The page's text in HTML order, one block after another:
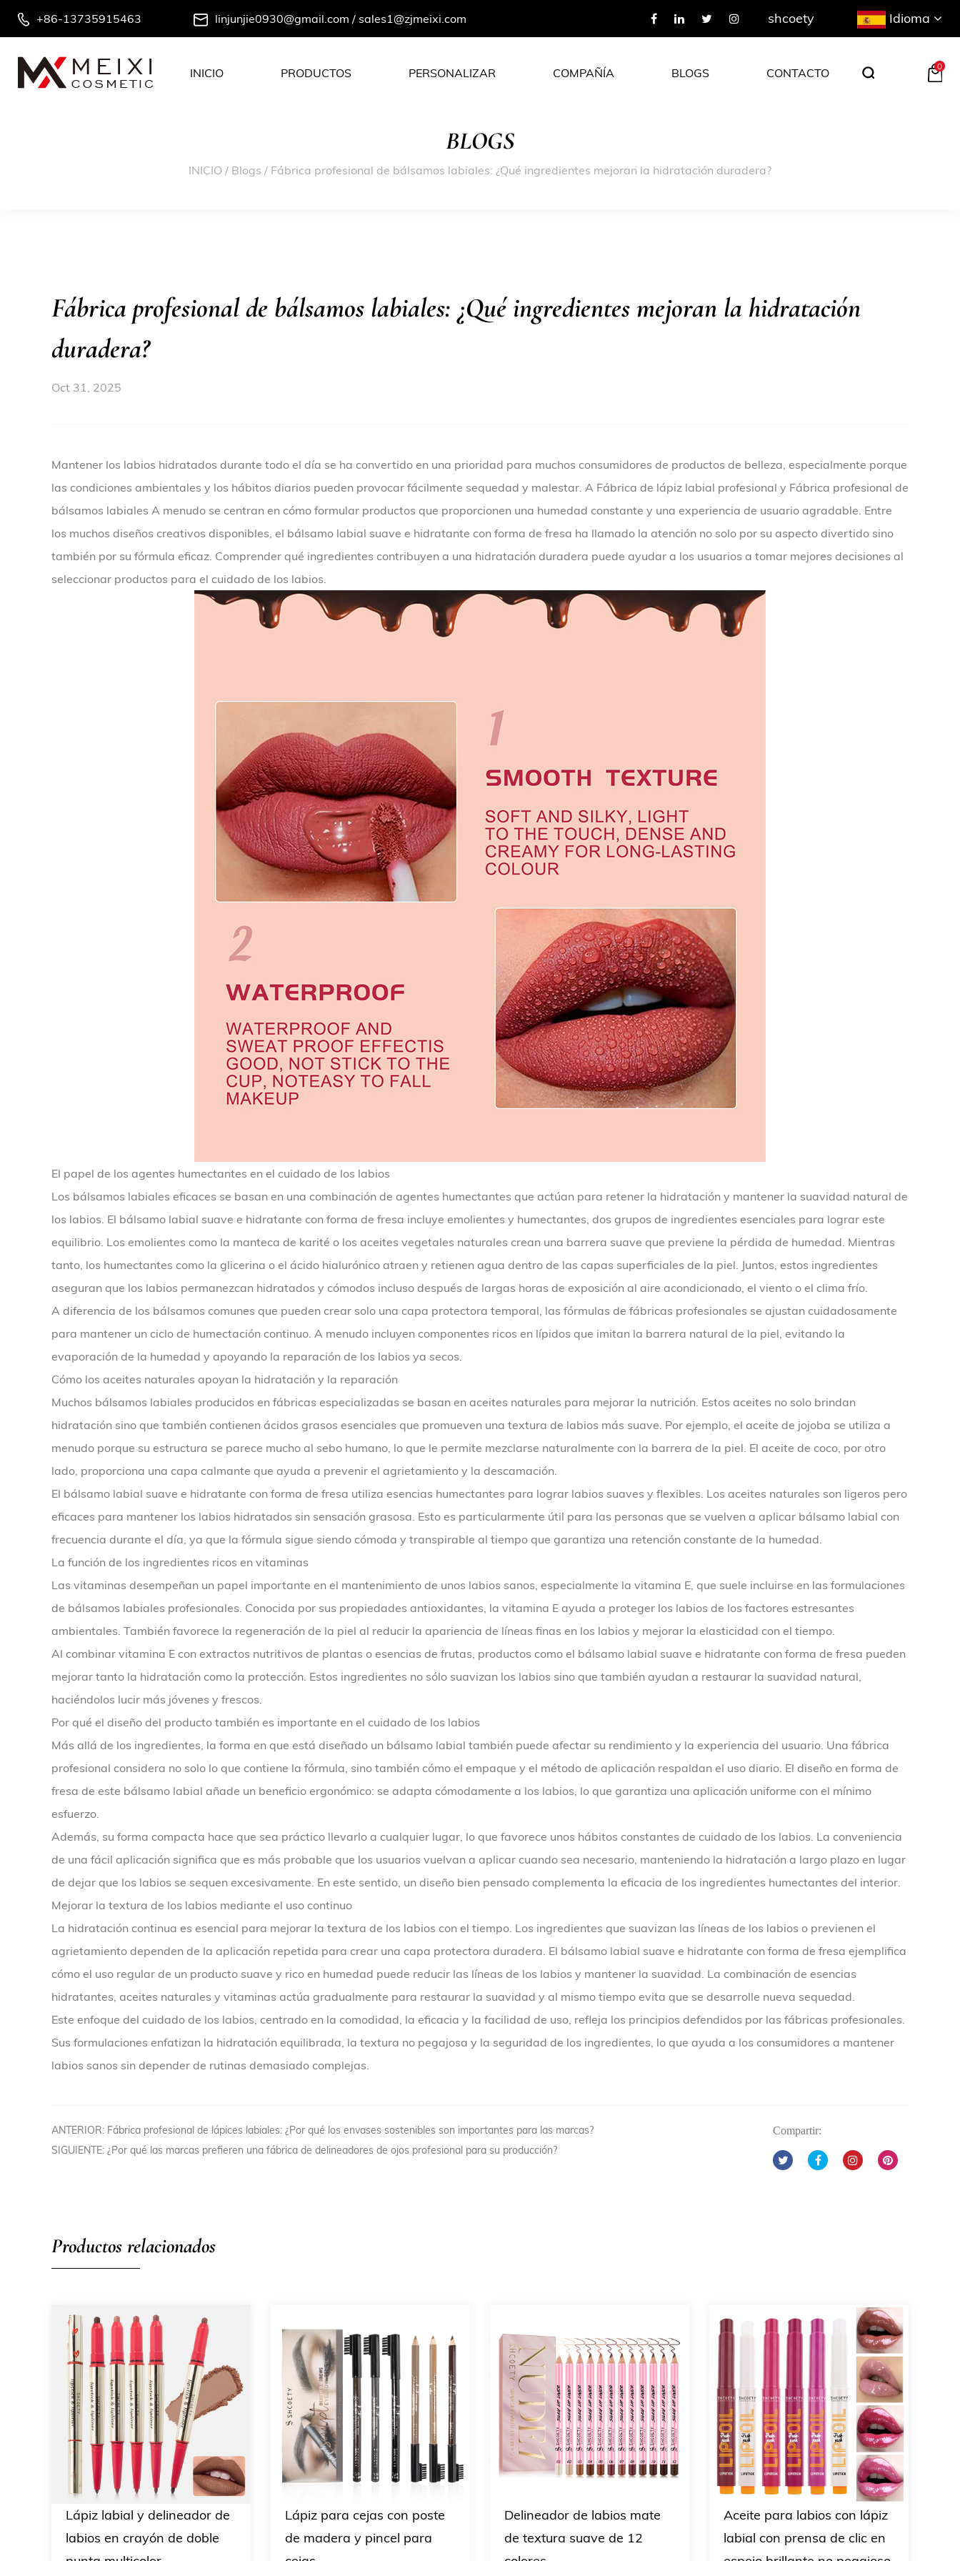
+86-13735915463 linjunjie0930@gmail.com / sales1@zjmeixi.com shcoety Idioma
INICIO PRODUCTOS PERSONALIZAR COMPAÑÍA BLOGS CONTACTO 0
BLOGS
INICIO / Blogs / Fábrica profesional de bálsamos labiales: ¿Qué ingredientes mejoran la hidratación duradera?
Fábrica profesional de bálsamos labiales: ¿Qué ingredientes mejoran la hidratación
duradera?
Oct 31, 2025
Mantener los labios hidratados durante todo el día se ha convertido en una prioridad para muchos consumidores de productos de belleza, especialmente porque
las condiciones ambientales y los hábitos diarios pueden provocar fácilmente sequedad y malestar. A Fábrica de lápiz labial profesional y Fábrica profesional de
bálsamos labiales A menudo se centran en cómo formular productos que proporcionen una humedad constante y una experiencia de usuario agradable. Entre
los muchos diseños creativos disponibles, el bálsamo labial suave e hidratante con forma de fresa ha llamado la atención no solo por su aspecto divertido sino
también por su fórmula eficaz. Comprender qué ingredientes contribuyen a una hidratación duradera puede ayudar a los usuarios a tomar mejores decisiones al
seleccionar productos para el cuidado de los labios.
El papel de los agentes humectantes en el cuidado de los labios
Los bálsamos labiales eficaces se basan en una combinación de agentes humectantes que actúan para retener la hidratación y mantener la suavidad natural de
los labios. El bálsamo labial suave e hidratante con forma de fresa incluye emolientes y humectantes, dos grupos de ingredientes esenciales para lograr este
equilibrio. Los emolientes como la manteca de karité o los aceites vegetales naturales crean una barrera suave que previene la pérdida de humedad. Mientras
tanto, los humectantes como la glicerina o el ácido hialurónico atraen y retienen agua dentro de las capas superficiales de la piel. Juntos, estos ingredientes
aseguran que los labios permanezcan hidratados y cómodos incluso después de largas horas de exposición al aire acondicionado, el viento o el clima frío.
A diferencia de los bálsamos comunes que pueden crear solo una capa protectora temporal, las fórmulas de fábricas profesionales se ajustan cuidadosamente
para mantener un ciclo de humectación continuo. A menudo incluyen componentes ricos en lípidos que imitan la barrera natural de la piel, evitando la
evaporación de la humedad y apoyando la reparación de los labios ya secos.
Cómo los aceites naturales apoyan la hidratación y la reparación
Muchos bálsamos labiales producidos en fábricas especializadas se basan en aceites naturales para mejorar la nutrición. Estos aceites no solo brindan
hidratación sino que también contienen ácidos grasos esenciales que promueven una textura de labios más suave. Por ejemplo, el aceite de jojoba se utiliza a
menudo porque su estructura se parece mucho al sebo humano, lo que le permite mezclarse naturalmente con la barrera de la piel. El aceite de coco, por otro
lado, proporciona una capa calmante que ayuda a prevenir el agrietamiento y la descamación.
El bálsamo labial suave e hidratante con forma de fresa utiliza esencias humectantes para lograr labios suaves y flexibles. Los aceites naturales son ligeros pero
eficaces para mantener los labios hidratados sin sensación grasosa. Esto es particularmente útil para las personas que se vuelven a aplicar bálsamo labial con
frecuencia durante el día, ya que la fórmula sigue siendo cómoda y transpirable al tiempo que garantiza una retención constante de la humedad.
La función de los ingredientes ricos en vitaminas
Las vitaminas desempeñan un papel importante en el mantenimiento de unos labios sanos, especialmente la vitamina E, que suele incluirse en las formulaciones
de bálsamos labiales profesionales. Conocida por sus propiedades antioxidantes, la vitamina E ayuda a proteger los labios de los factores estresantes
ambientales. También favorece la regeneración de la piel al reducir la apariencia de líneas finas en los labios y mejorar la elasticidad con el tiempo.
Al combinar vitamina E con extractos nutritivos de plantas o esencias de frutas, productos como el bálsamo labial suave e hidratante con forma de fresa pueden
mejorar tanto la hidratación como la protección. Estos ingredientes no sólo suavizan los labios sino que también ayudan a restaurar la suavidad natural,
haciéndolos lucir más jóvenes y frescos.
Por qué el diseño del producto también es importante en el cuidado de los labios
Más allá de los ingredientes, la forma en que está diseñado un bálsamo labial también puede afectar su rendimiento y la experiencia del usuario. Una fábrica
profesional considera no solo lo que contiene la fórmula, sino también cómo el empaque y el método de aplicación respaldan el uso diario. El diseño en forma de
fresa de este bálsamo labial añade un beneficio ergonómico: se adapta cómodamente a los labios, lo que garantiza una aplicación uniforme con el mínimo
esfuerzo.
Además, su forma compacta hace que sea práctico llevarlo a cualquier lugar, lo que favorece unos hábitos constantes de cuidado de los labios. La conveniencia
de una fácil aplicación significa que es más probable que los usuarios vuelvan a aplicar cuando sea necesario, manteniendo la hidratación a largo plazo en lugar
de dejar que los labios se sequen excesivamente. En este sentido, un diseño bien pensado complementa la eficacia de los ingredientes humectantes del interior.
Mejorar la textura de los labios mediante el uso continuo
La hidratación continua es esencial para mejorar la textura de los labios con el tiempo. Los ingredientes que suavizan las líneas de los labios o previenen el
agrietamiento dependen de la aplicación repetida para crear una capa protectora duradera. El bálsamo labial suave e hidratante con forma de fresa ejemplifica
cómo el uso regular de un producto suave y rico en humedad puede reducir las líneas de los labios y mantener la suavidad. La combinación de esencias
hidratantes, aceites naturales y vitaminas actúa gradualmente para restaurar la suavidad y al mismo tiempo evita que se desarrolle nueva sequedad.
Este enfoque del cuidado de los labios, centrado en la comodidad, la eficacia y la facilidad de uso, refleja los principios defendidos por las fábricas profesionales.
Sus formulaciones enfatizan la hidratación equilibrada, la textura no pegajosa y la seguridad de los ingredientes, lo que ayuda a los consumidores a mantener
labios sanos sin depender de rutinas demasiado complejas.
ANTERIOR: Fábrica profesional de lápices labiales: ¿Por qué los envases sostenibles son importantes para las marcas?
SIGUIENTE: ¿Por qué las marcas prefieren una fábrica de delineadores de ojos profesional para su producción?
Compartir:
Productos relacionados
Lápiz labial y delineador de
labios en crayón de doble
Lápiz para cejas con poste
de madera y pincel para
Delineador de labios mate
de textura suave de 12
Aceite para labios con lápiz
labial con prensa de clic en